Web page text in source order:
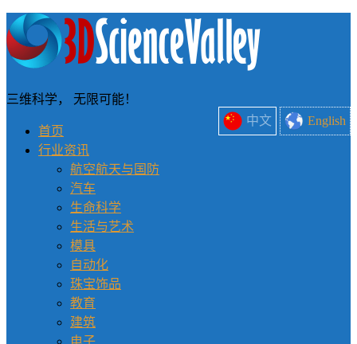
中文 English
三维科学， 无限可能！
首页
行业资讯
航空航天与国防
汽车
生命科学
生活与艺术
模具
自动化
珠宝饰品
教育
建筑
电子